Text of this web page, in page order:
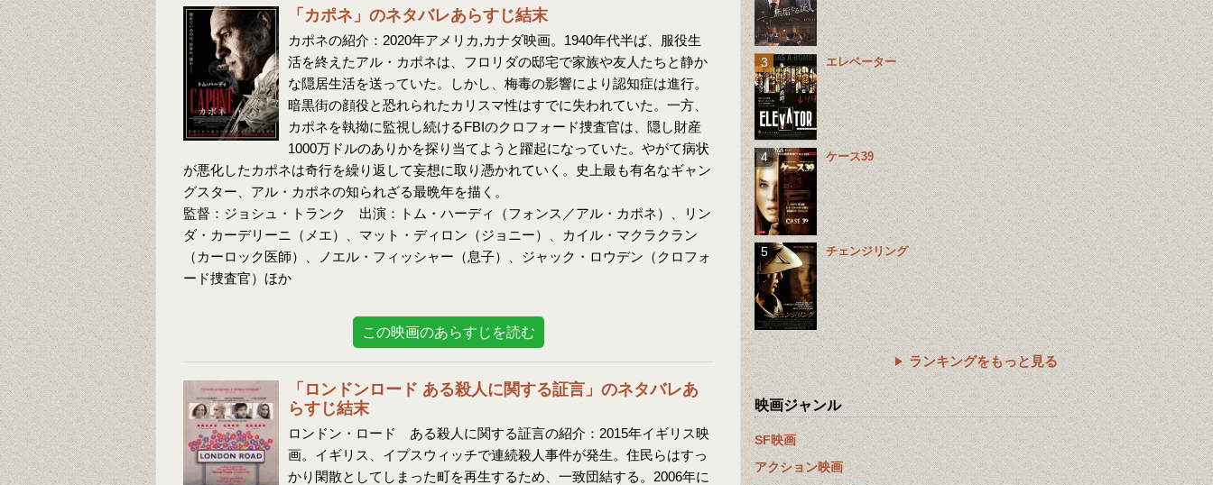
「カポネ」のネタバレあらすじ結末
カポネの紹介：2020年アメリカ,カナダ映画。1940年代半ば、服役生
活を終えたアル・カポネは、フロリダの邸宅で家族や友人たちと静か
な隠居生活を送っていた。しかし、梅毒の影響により認知症は進行。
暗黒街の顔役と恐れられたカリスマ性はすでに失われていた。一方、
カポネを執拗に監視し続けるFBIのクロフォード捜査官は、隠し財産
1000万ドルのありかを探り当てようと躍起になっていた。やがて病状
が悪化したカポネは奇行を繰り返して妄想に取り憑かれていく。史上最も有名なギャン
グスター、アル・カポネの知られざる最晩年を描く。
監督：ジョシュ・トランク 出演：トム・ハーディ（フォンス／アル・カポネ）、リン
ダ・カーデリーニ（メエ）、マット・ディロン（ジョニー）、カイル・マクラクラン
（カーロック医師）、ノエル・フィッシャー（息子）、ジャック・ロウデン（クロフォ
ード捜査官）ほか
この映画のあらすじを読む
「ロンドンロード ある殺人に関する証言」のネタバレあ
らすじ結末
ロンドン・ロード ある殺人に関する証言の紹介：2015年イギリス映
画。イギリス、イプスウィッチで連続殺人事件が発生。住民らはすっ
かり閑散としてしまった町を再生するため、一致団結する。2006年に
エレベーター
ケース39
チェンジリング
ランキングをもっと見る
映画ジャンル
SF映画
アクション映画